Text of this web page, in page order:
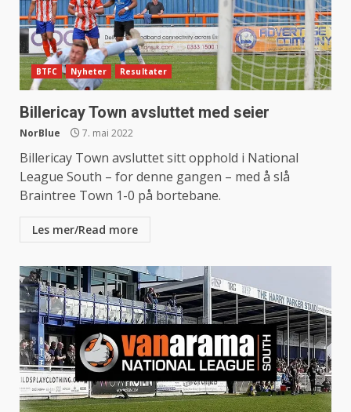
BTFC Nyheter Resultater
Billericay Town avsluttet med seier
NorBlue 7. mai 2022
Billericay Town avsluttet sitt opphold i National
League South – for denne gangen – med å slå
Braintree Town 1-0 på bortebane.
Les mer/Read more